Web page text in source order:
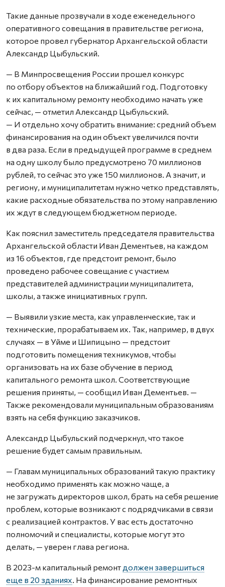
Такие данные прозвучали в ходе еженедельного
оперативного совещания в правительстве региона,
которое провел губернатор Архангельской области
Александр Цыбульский.
— В Минпросвещения России прошел конкурс
по отбору объектов на ближайший год. Подготовку
к их капитальному ремонту необходимо начать уже
сейчас, — отметил Александр Цыбульский.
— И отдельно хочу обратить внимание: средний объем
финансирования на один объект увеличился почти
в два раза. Если в предыдущей программе в среднем
на одну школу было предусмотрено 70 миллионов
рублей, то сейчас это уже 150 миллионов. А значит, и
региону, и муниципалитетам нужно четко представлять,
какие расходные обязательства по этому направлению
их ждут в следующем бюджетном периоде.
Как пояснил заместитель председателя правительства
Архангельской области Иван Дементьев, на каждом
из 16 объектов, где предстоит ремонт, было
проведено рабочее совещание с участием
представителей администрации муниципалитета,
школы, а также инициативных групп.
— Выявили узкие места, как управленческие, так и
технические, прорабатываем их. Так, например, в двух
случаях — в Уйме и Шипицыно — предстоит
подготовить помещения техникумов, чтобы
организовать на их базе обучение в период
капитального ремонта школ. Соответствующие
решения приняты, — сообщил Иван Дементьев. —
Также рекомендовали муниципальным образованиям
взять на себя функцию заказчиков.
Александр Цыбульский подчеркнул, что такое
решение будет самым правильным.
— Главам муниципальных образований такую практику
необходимо применять как можно чаще, а
не загружать директоров школ, брать на себя решение
проблем, которые возникают с подрядчиками в связи
с реализацией контрактов. У вас есть достаточно
полномочий и специалисты, которые могут это
делать, — уверен глава региона.
В 2023-м капитальный ремонт должен завершиться
еще в 20 зданиях. На финансирование ремонтных